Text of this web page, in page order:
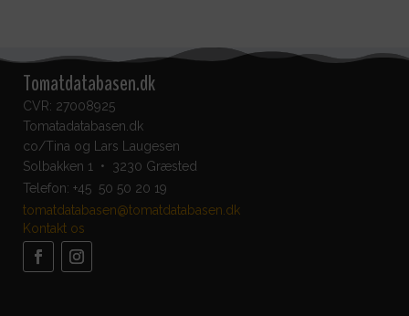
Tomatdatabasen.dk
CVR: 27008925
Tomatadatabasen.dk
co/Tina og Lars Laugesen
Solbakken 1 • 3230 Græsted
Telefon: +45 50 50 20 19
tomatdatabasen@tomatdatabasen.dk
Kontakt os